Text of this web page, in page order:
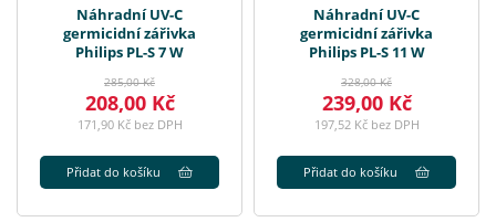
Náhradní UV-C
germicidní zářivka
Philips PL-S 7 W
285,00 Kč
208,00 Kč
171,90 Kč bez DPH
Přidat do košíku
Náhradní UV-C
germicidní zářivka
Philips PL-S 11 W
328,00 Kč
239,00 Kč
197,52 Kč bez DPH
Přidat do košíku